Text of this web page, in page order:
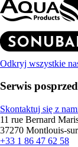
Odkryj wszystkie
Serwis
Skontaktuj się z
11 rue Bernard
37270 Montlouis-
+33 1 86 47 62 58